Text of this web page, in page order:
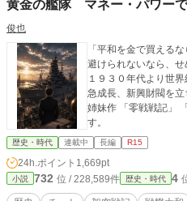
黄金の艦隊 マネー・パワー
俊也
「平和を金で買える
避けられないなら、せ
１９３０年代より世
急成長、新興財閥を
姉妹作 「零戦戦記」 「総統戦記」 も
す。
歴史・時代 連載中 長編 R15
24h.ポイント 1,669pt
小説 732 位 / 228,589件 歴史・時代 4